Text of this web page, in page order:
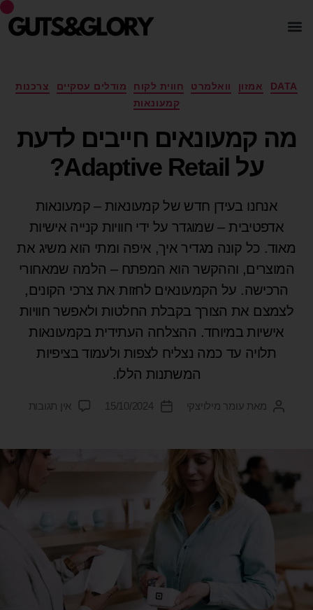
DATA אמזון וואלמרט חווית לקוח מודלים עסקיים
צרכנות
קמעונאות
מה קמעונאים חייבים לדעת
על Adaptive Retail?
אנחנו בעידן חדש של קמעונאות – קמעונאות
אדפטיבית – שמוגדר על ידי חוויות קנייה אישיות
מאוד. כל קונה מגדיר איך, איפה ומתי הוא משיג את
המוצרים, וההקשר הוא המפתח – הלמה שמאחורי
הרכישה. על הקמעונאים לחזות את צרכי הקונים,
לצמצם את הצורך בקבלת החלטות ולאפשר חוויות
אישיות במיוחד. ההצלחה העתידית בקמעונאות
תלויה עד כמה נצליח לצפות ולעמוד בציפיות
המשתנות הללו.
מאת עומר מילויצקי 15/10/2024 אין תגובות